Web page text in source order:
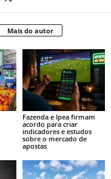
Mais do autor
Fazenda e Ipea firmam
acordo para criar
indicadores e estudos
sobre o mercado de
apostas